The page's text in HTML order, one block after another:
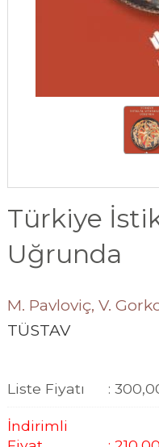
Türkiye
Uğrunda
M. Pavloviç, V.
TÜSTAV
Liste Fiyatı : 300
İndirimli